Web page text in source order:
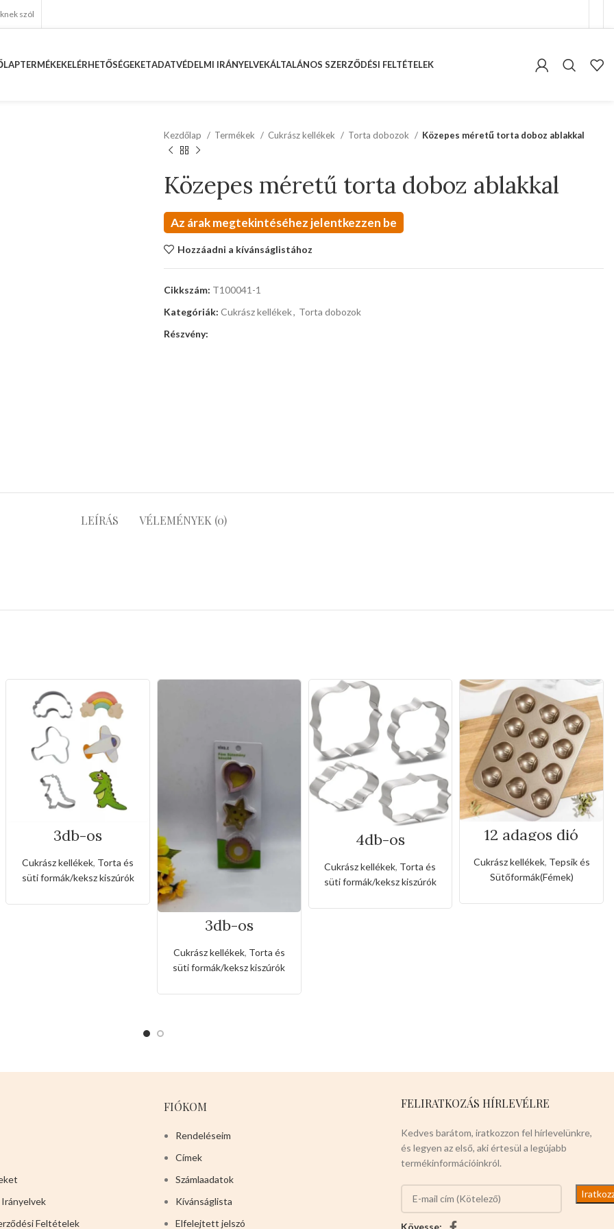
szól
TERMÉKEKELÉRHETŐSÉGEKETADATVÉDELMI IRÁNYELVEKÁLTALÁNOS SZERZŐDÉSI FELTÉTELEK
Kezdőlap Termékek Cukrász kellékek Torta dobozok Közepes méretű torta doboz ablakkal
Közepes méretű torta doboz ablakkal
Az árak megtekintéséhez jelentkezzen be
Hozzáadni a kívánságlistához
Cikkszám: T100041-1
Kategóriák: Cukrász kellékek, Torta dobozok
Részvény:
LEÍRÁS VÉLEMÉNYEK (0)
3db-os
kiszúró készlet
dinó,repülőgép és
szivárvány alakkal
Cukrász kellékek, Torta és
süti formák/keksz kiszúrók
3db-os
kiszúró készlet
szív,csillag és
kerek alakkal
Cukrász kellékek, Torta és
süti formák/keksz kiszúrók
4db-os
rozsdamentes
kiszúró készlet
Cukrász kellékek, Torta és
süti formák/keksz kiszúrók
12 adagos dió
formájú tepsi
Cukrász kellékek, Tepsik és
Sütőformák(Fémek)
Feltételek
FIÓKOM
Rendeléseim
Címek
Számlaadatok
Kívánságlista
Elfelejtett jelszó
FELIRATKOZÁS HÍRLEVÉLRE
Kedves barátom, iratkozzon fel hírlevelünkre,
és legyen az első, aki értesül a legújabb
termékinformációinkról.
Kövesse: